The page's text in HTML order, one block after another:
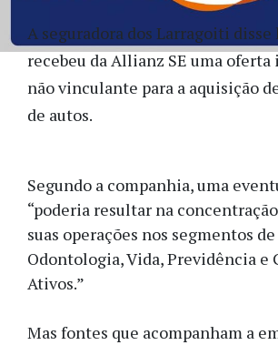
A seguradora dos Larragoiti disse
recebeu da Allianz SE uma
não vinculante para a aquisição
de autos.
Segundo a companhia, uma
“poderia resultar na
suas operações nos segmentos de
Odontologia, Vida, Previdência e
Ativos.”
Mas fontes que acompanham a